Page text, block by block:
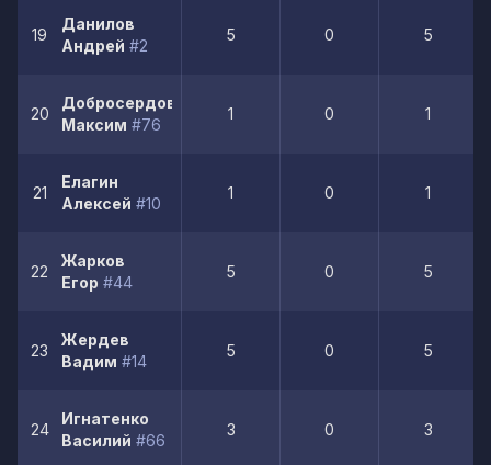
19
Данилов
Андрей #2
5 0 5
20
Добросердов
Максим #76
1 0 1
21
Елагин
Алексей #10
1 0 1
22
Жарков
Егор #44
5 0 5
23
Жердев
Вадим #14
5 0 5
24
Игнатенко
Василий #66
3 0 3